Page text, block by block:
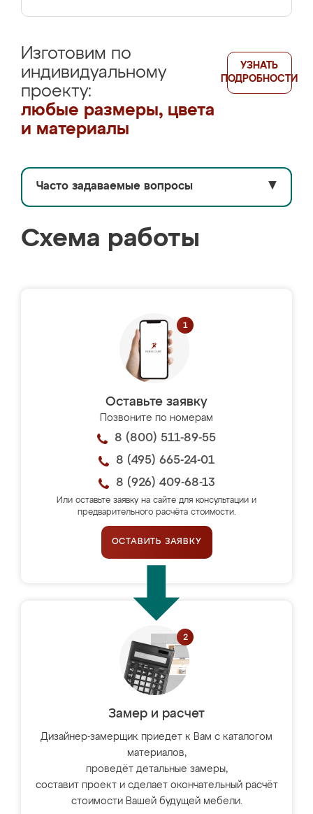
Изготовим по
индивидуальному
проекту:
любые размеры, цвета
и материалы
УЗНАТЬ
ПОДРОБНОСТИ
Часто задаваемые вопросы ▼
Схема работы
Оставьте заявку
Позвоните по номерам
8 (800) 511-89-55
8 (495) 665-24-01
8 (926) 409-68-13
Или оставьте заявку на сайте для консультации и
предварительного расчёта стоимости.
ОСТАВИТЬ ЗАЯВКУ
Замер и расчет
Дизайнер-замерщик приедет к Вам с каталогом
материалов,
проведёт детальные замеры,
составит проект и сделает окончательный расчёт
стоимости Вашей будущей мебели.